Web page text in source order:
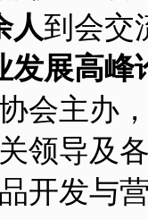
人到会交
发展高
会主办
领导及
开发与